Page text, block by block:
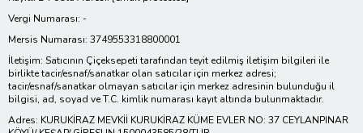
Vergi Numarası: -
Mersis Numarası: 3749553318800001
İletişim: Satıcının Çiçeksepeti tarafından teyit edilmiş iletişim bilgileri ile
birlikte tacir/esnaf/sanatkar olan satıcılar için merkez adresi;
tacir/esnaf/sanatkar olmayan satıcılar için merkez adresinin bulunduğu il
bilgisi, ad, soyad ve T.C. kimlik numarası kayıt altında bulunmaktadır.
Adres: KURUKİRAZ MEVKİİ KURUKİRAZ KÜME EVLER NO: 37 CEYLANPINAR